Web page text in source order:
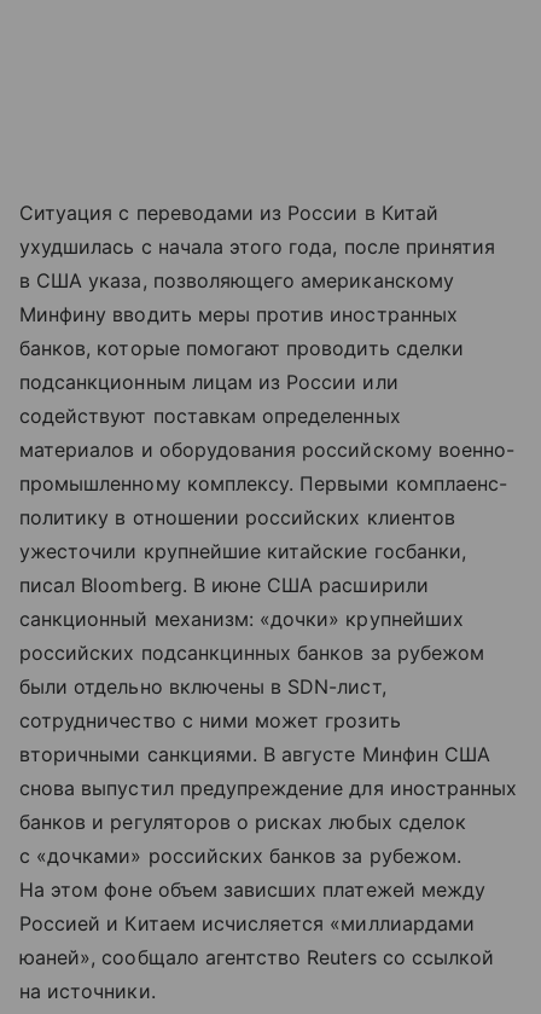
Ситуация с переводами из России в Китай
ухудшилась с начала этого года, после принятия
в США указа, позволяющего американскому
Минфину вводить меры против иностранных
банков, которые помогают проводить сделки
подсанкционным лицам из России или
содействуют поставкам определенных
материалов и оборудования российскому военно-
промышленному комплексу. Первыми комплаенс-
политику в отношении российских клиентов
ужесточили крупнейшие китайские госбанки,
писал Bloomberg. В июне США расширили
санкционный механизм: «дочки» крупнейших
российских подсанкцинных банков за рубежом
были отдельно включены в SDN-лист,
сотрудничество с ними может грозить
вторичными санкциями. В августе Минфин США
снова выпустил предупреждение для иностранных
банков и регуляторов о рисках любых сделок
с «дочками» российских банков за рубежом.
На этом фоне объем зависших платежей между
Россией и Китаем исчисляется «миллиардами
юаней», сообщало агентство Reuters со ссылкой
на источники.